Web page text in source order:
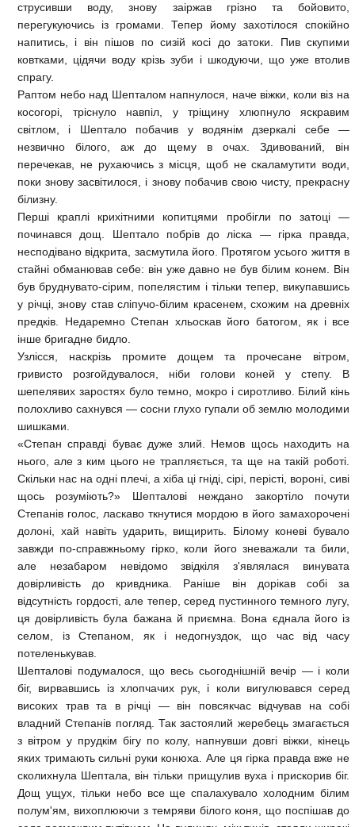
струсивши воду, знову заіржав грізно та бойовито,
перегукуючись із громами. Тепер йому захотілося спокійно
напитись, і він пішов по сизій косі до затоки. Пив скупими
ковтками, цідячи воду крізь зуби і шкодуючи, що уже втолив
спрагу.
Раптом небо над Шепталом напнулося, наче віжки, коли віз на
косогорі, тріснуло навпіл, у тріщину хлюпнуло яскравим
світлом, і Шептало побачив у водянім дзеркалі себе —
незвично білого, аж до щему в очах. Здивований, він
перечекав, не рухаючись з місця, щоб не скаламутити води,
поки знову засвітилося, і знову побачив свою чисту, прекрасну
білизну.
Перші краплі крихітними копитцями пробігли по затоці —
починався дощ. Шептало побрів до ліска — гірка правда,
несподівано відкрита, засмутила його. Протягом усього життя в
стайні обманював себе: він уже давно не був білим конем. Він
був бруднувато-сірим, попелястим і тільки тепер, викупавшись
у річці, знову став сліпучо-білим красенем, схожим на древніх
предків. Недаремно Степан хльоскав його батогом, як і все
інше бригадне бидло.
Узлісся, наскрізь промите дощем та прочесане вітром,
гривисто розгойдувалося, ніби голови коней у степу. В
шепелявих заростях було темно, мокро і сиротливо. Білий кінь
полохливо сахнувся — сосни глухо гупали об землю молодими
шишками.
«Степан справді буває дуже злий. Немов щось находить на
нього, але з ким цього не трапляється, та ще на такій роботі.
Скільки нас на одні плечі, а хіба ці гніді, сірі, перісті, вороні, сиві
щось розуміють?» Шепталові неждано закортіло почути
Степанів голос, ласкаво ткнутися мордою в його замахорочені
долоні, хай навіть ударить, вищирить. Білому коневі бувало
завжди по-справжньому гірко, коли його зневажали та били,
але незабаром невідомо звідкіля з'являлася винувата
довірливість до кривдника. Раніше він дорікав собі за
відсутність гордості, але тепер, серед пустинного темного лугу,
ця довірливість була бажана й приємна. Вона єднала його із
селом, із Степаном, як і недогнуздок, що час від часу
потеленькував.
Шепталові подумалося, що весь сьогоднішній вечір — і коли
біг, вирвавшись із хлопчачих рук, і коли вигулювався серед
високих трав та в річці — він повсякчас відчував на собі
владний Степанів погляд. Так застоялий жеребець змагається
з вітром у прудкім бігу по колу, напнувши довгі віжки, кінець
яких тримають сильні руки конюха. Але ця гірка правда вже не
сколихнула Шептала, він тільки прищулив вуха і прискорив біг.
Дощ ущух, тільки небо все ще спалахувало холодним білим
полум'ям, вихоплюючи з темряви білого коня, що поспішав до